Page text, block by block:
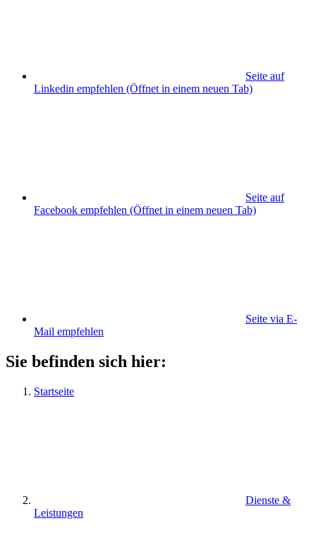
Seite auf
Linkedin empfehlen (Öffnet in einem neuen Tab)
Seite auf
Facebook empfehlen (Öffnet in einem neuen Tab)
Seite via E-
Mail empfehlen
Sie befinden sich hier:
Startseite
Dienste &
Leistungen